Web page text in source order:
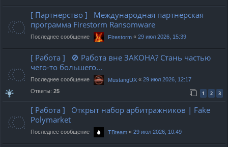
[ Партнёрство ] Международная партнерская
программа Firestorm Ransomware
Последнее сообщение Firestorm « 29 июл 2026, 15:39
[ Работа ] 🚫 Работа вне ЗАКОНА? Стань частью
чего-то большего...
Последнее сообщение MustangUX « 29 июл 2026, 12:17
Ответы: 25 1 2 3
[ Работа ] Открыт набор арбитражников | Fake
Polymarket
Последнее сообщение TBteam « 29 июл 2026, 10:49